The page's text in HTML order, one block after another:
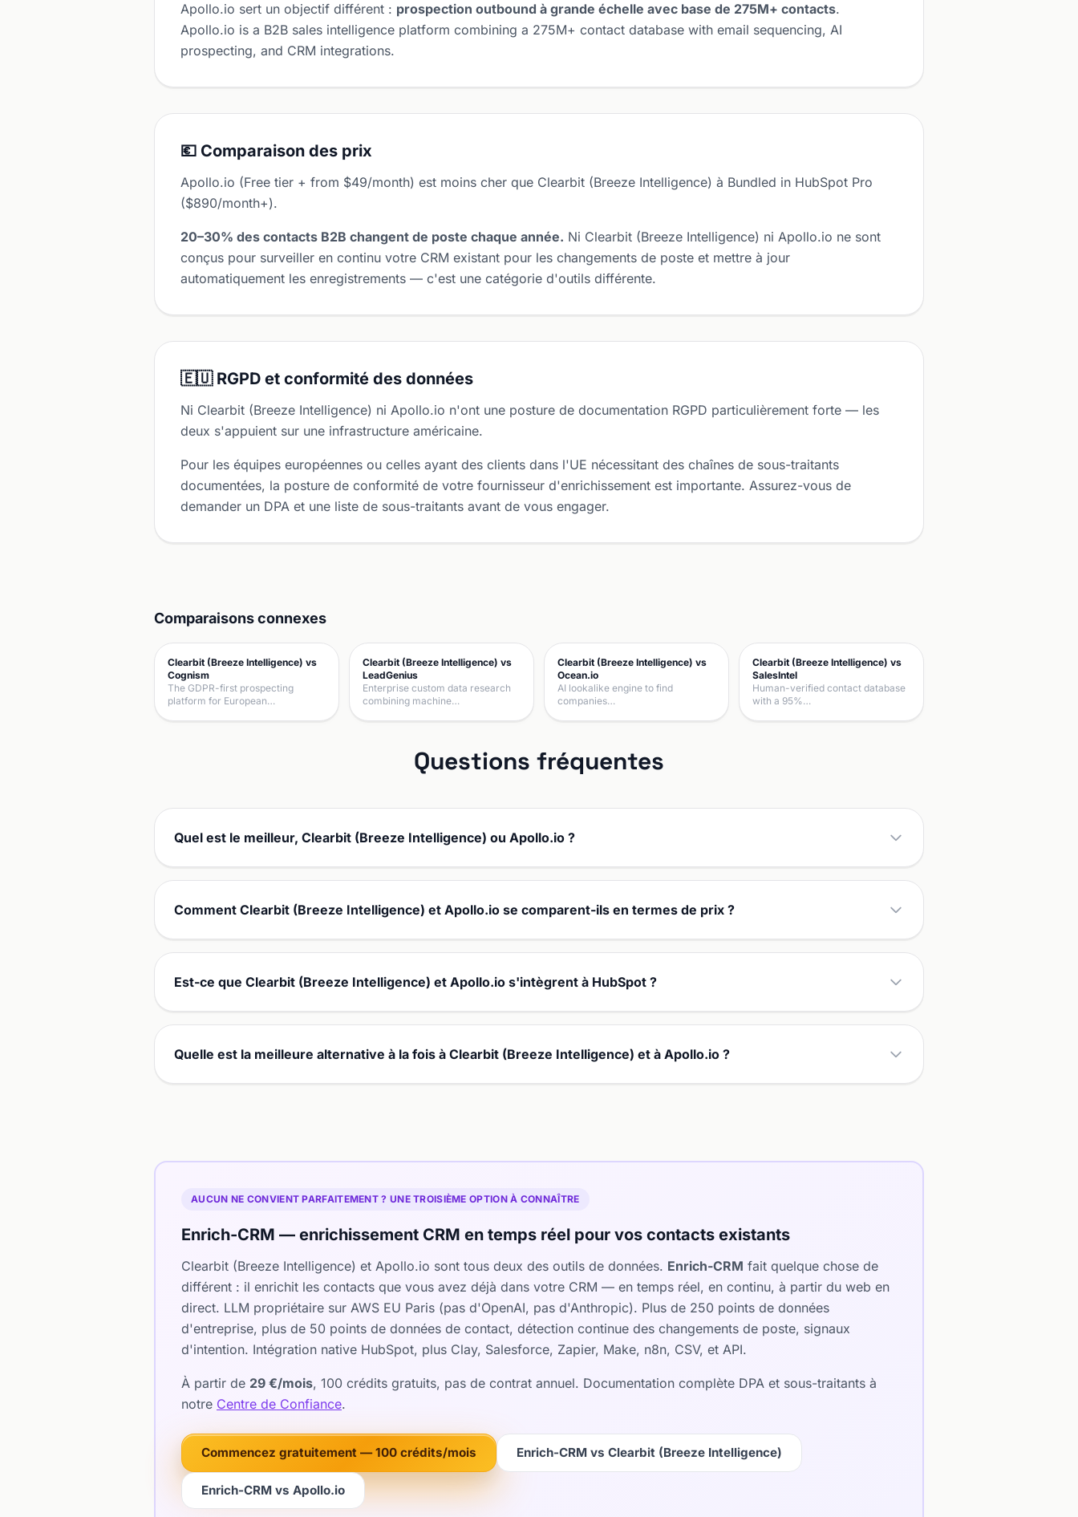
Apollo.io sert un objectif différent : prospection outbound à grande échelle avec base de 275M+ contacts.
Apollo.io is a B2B sales intelligence platform combining a 275M+ contact database with email sequencing, AI
prospecting, and CRM integrations.
💶 Comparaison des prix
Apollo.io (Free tier + from $49/month) est moins cher que Clearbit (Breeze Intelligence) à Bundled in HubSpot Pro
($890/month+).
20–30% des contacts B2B changent de poste chaque année. Ni Clearbit (Breeze Intelligence) ni Apollo.io ne sont
conçus pour surveiller en continu votre CRM existant pour les changements de poste et mettre à jour
automatiquement les enregistrements — c'est une catégorie d'outils différente.
🇪🇺 RGPD et conformité des données
Ni Clearbit (Breeze Intelligence) ni Apollo.io n'ont une posture de documentation RGPD particulièrement forte — les
deux s'appuient sur une infrastructure américaine.
Pour les équipes européennes ou celles ayant des clients dans l'UE nécessitant des chaînes de sous-traitants
documentées, la posture de conformité de votre fournisseur d'enrichissement est importante. Assurez-vous de
demander un DPA et une liste de sous-traitants avant de vous engager.
Comparaisons connexes
Clearbit (Breeze Intelligence) vs
Cognism
The GDPR-first prospecting
platform for European…
Clearbit (Breeze Intelligence) vs
LeadGenius
Enterprise custom data research
combining machine…
Clearbit (Breeze Intelligence) vs
Ocean.io
AI lookalike engine to find
companies…
Clearbit (Breeze Intelligence) vs
SalesIntel
Human-verified contact database
with a 95%…
Questions fréquentes
Quel est le meilleur, Clearbit (Breeze Intelligence) ou Apollo.io ?
Comment Clearbit (Breeze Intelligence) et Apollo.io se comparent-ils en termes de prix ?
Est-ce que Clearbit (Breeze Intelligence) et Apollo.io s'intègrent à HubSpot ?
Quelle est la meilleure alternative à la fois à Clearbit (Breeze Intelligence) et à Apollo.io ?
AUCUN NE CONVIENT PARFAITEMENT ? UNE TROISIÈME OPTION À CONNAÎTRE
Enrich-CRM — enrichissement CRM en temps réel pour vos contacts existants
Clearbit (Breeze Intelligence) et Apollo.io sont tous deux des outils de données. Enrich-CRM fait quelque chose de
différent : il enrichit les contacts que vous avez déjà dans votre CRM — en temps réel, en continu, à partir du web en
direct. LLM propriétaire sur AWS EU Paris (pas d'OpenAI, pas d'Anthropic). Plus de 250 points de données
d'entreprise, plus de 50 points de données de contact, détection continue des changements de poste, signaux
d'intention. Intégration native HubSpot, plus Clay, Salesforce, Zapier, Make, n8n, CSV, et API.
À partir de 29 €/mois, 100 crédits gratuits, pas de contrat annuel. Documentation complète DPA et sous-traitants à
notre Centre de Confiance.
Commencez gratuitement — 100 crédits/mois Enrich-CRM vs Clearbit (Breeze Intelligence)
Enrich-CRM vs Apollo.io